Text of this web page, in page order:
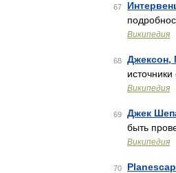
67
Википедия
68 Джексон,
Википедия
69 Джек
быть
Википедия
70